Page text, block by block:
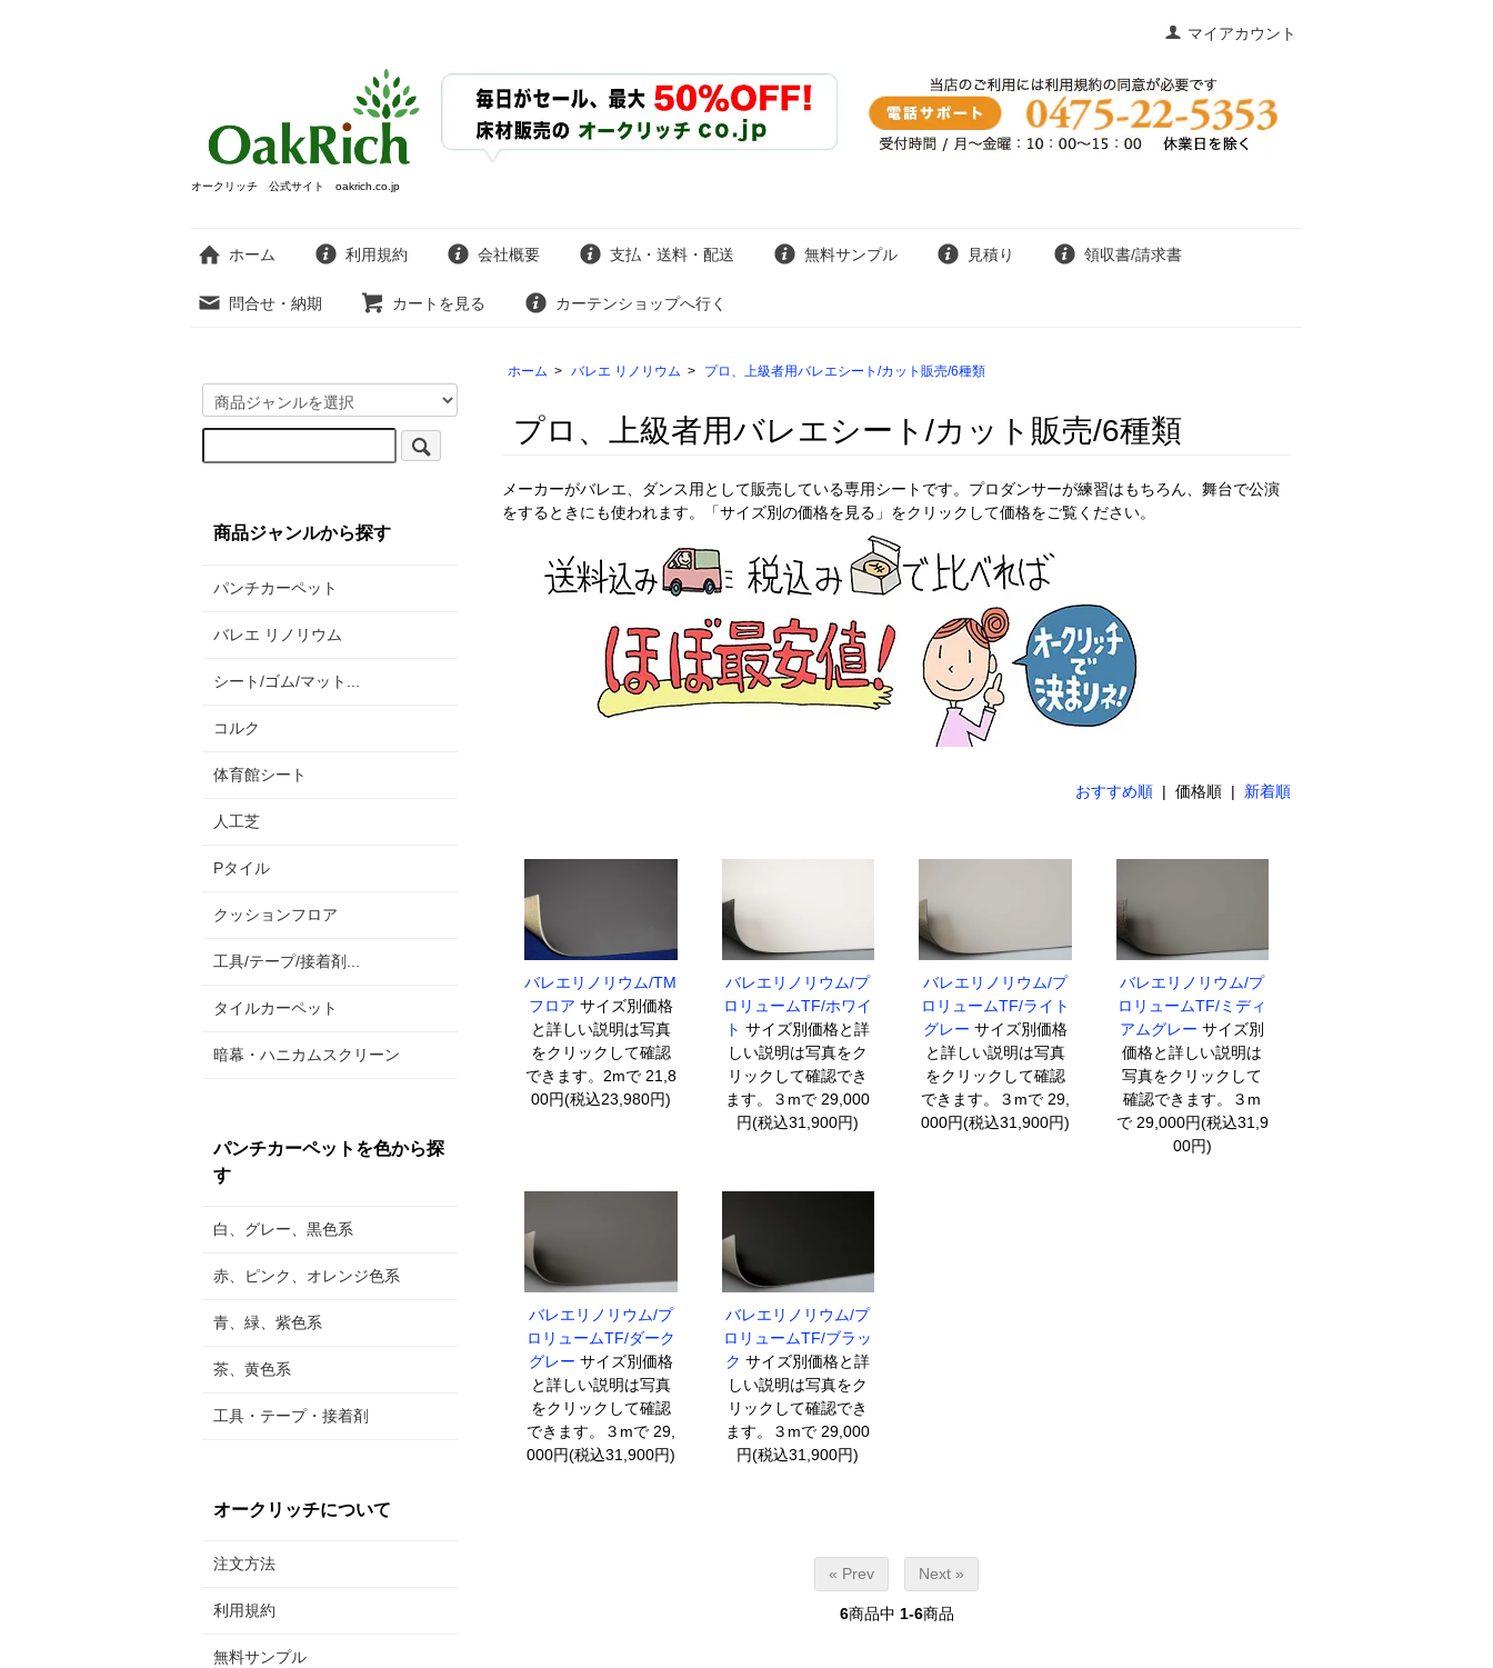
マイアカウント
オークリッチ 公式サイト oakrich.co.jp
ホーム 利用規約 会社概要 支払・送料・配送 無料サンプル 見積り 領収書/請求書
問合せ・納期 カートを見る カーテンショップへ行く
ホーム > バレエ リノリウム > プロ、上級者用バレエシート/カット販売/6種類
プロ、上級者用バレエシート/カット販売/6種類
メーカーがバレエ、ダンス用として販売している専用シートです。プロダンサーが練習はもちろん、舞台で公演
をするときにも使われます。「サイズ別の価格を見る」をクリックして価格をご覧ください。
おすすめ順 | 価格順 | 新着順
バレエリノリウム/TM
フロア サイズ別価格
と詳しい説明は写真
をクリックして確認
できます。2mで 21,8
00円(税込23,980円)
バレエリノリウム/プ
ロリュームTF/ホワイ
ト サイズ別価格と詳
しい説明は写真をク
リックして確認でき
ます。３mで 29,000
円(税込31,900円)
バレエリノリウム/プ
ロリュームTF/ライト
グレー サイズ別価格
と詳しい説明は写真
をクリックして確認
できます。３mで 29,
000円(税込31,900円)
バレエリノリウム/プ
ロリュームTF/ミディ
アムグレー サイズ別
価格と詳しい説明は
写真をクリックして
確認できます。３m
で 29,000円(税込31,9
00円)
バレエリノリウム/プ
ロリュームTF/ダーク
グレー サイズ別価格
と詳しい説明は写真
をクリックして確認
できます。３mで 29,
000円(税込31,900円)
バレエリノリウム/プ
ロリュームTF/ブラッ
ク サイズ別価格と詳
しい説明は写真をク
リックして確認でき
ます。３mで 29,000
円(税込31,900円)
« Prev Next »
6商品中 1-6商品
商品ジャンルから探す
パンチカーペット
バレエ リノリウム
シート/ゴム/マット...
コルク
体育館シート
人工芝
Pタイル
クッションフロア
工具/テープ/接着剤...
タイルカーペット
暗幕・ハニカムスクリーン
パンチカーペットを色から探
す
白、グレー、黒色系
赤、ピンク、オレンジ色系
青、緑、紫色系
茶、黄色系
工具・テープ・接着剤
オークリッチについて
注文方法
利用規約
無料サンプル